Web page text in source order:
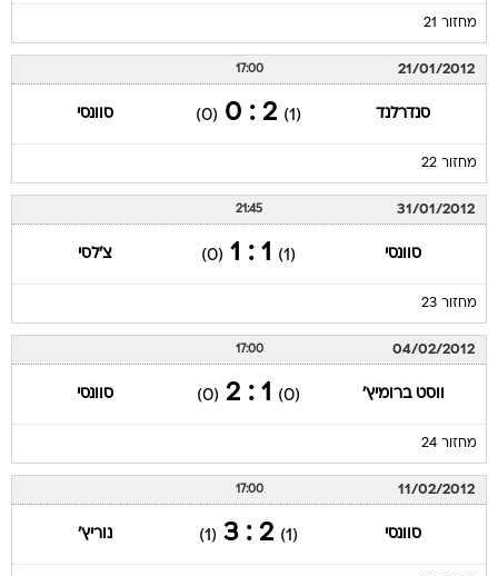
מחזור 21
21/01/2012
17:00
סנדרלנד (1)
2 : 0
(0) סוונסי
מחזור 22
31/01/2012
21:45
סוונסי (1)
1 : 1
(0) צ'לסי
מחזור 23
04/02/2012
17:00
ווסט ברומיץ' (0)
1 : 2
(0) סוונסי
מחזור 24
11/02/2012
17:00
סוונסי (1)
2 : 3
(1) נוריץ'